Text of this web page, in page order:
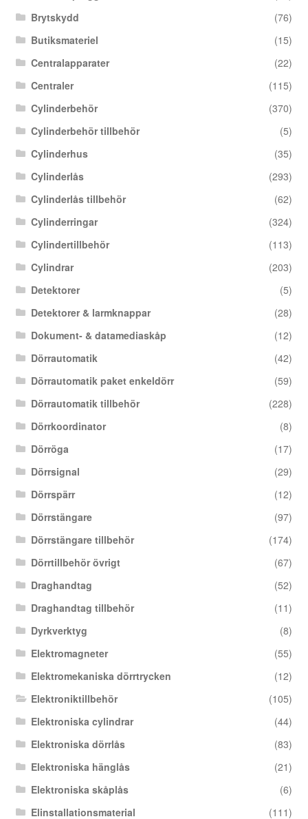
Brytskydd
(76)
Butiksmateriel
(15)
Centralapparater
(22)
Centraler
(115)
Cylinderbehör
(370)
Cylinderbehör tillbehör
(5)
Cylinderhus
(35)
Cylinderlås
(293)
Cylinderlås tillbehör
(62)
Cylinderringar
(324)
Cylindertillbehör
(113)
Cylindrar
(203)
Detektorer
(5)
Detektorer & larmknappar
(28)
Dokument- & datamediaskåp
(12)
Dörrautomatik
(42)
Dörrautomatik paket enkeldörr
(59)
Dörrautomatik tillbehör
(228)
Dörrkoordinator
(8)
Dörröga
(17)
Dörrsignal
(29)
Dörrspärr
(12)
Dörrstängare
(97)
Dörrstängare tillbehör
(174)
Dörrtillbehör övrigt
(67)
Draghandtag
(52)
Draghandtag tillbehör
(11)
Dyrkverktyg
(8)
Elektromagneter
(55)
Elektromekaniska dörrtrycken
(12)
Elektroniktillbehör
(105)
Elektroniska cylindrar
(44)
Elektroniska dörrlås
(83)
Elektroniska hänglås
(21)
Elektroniska skåplås
(6)
Elinstallationsmaterial
(111)